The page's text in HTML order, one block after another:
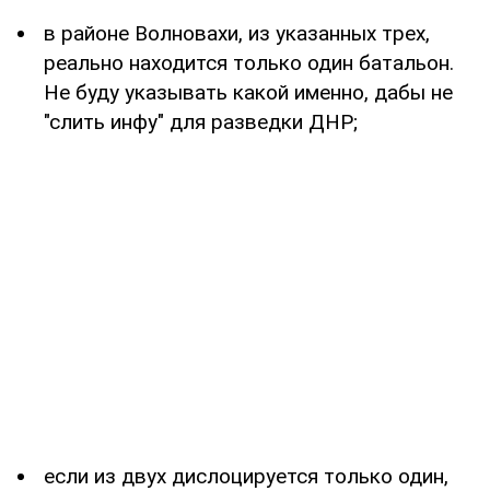
в районе Волновахи, из указанных трех,
реально находится только один батальон.
Не буду указывать какой именно, дабы не
"слить инфу" для разведки ДНР;
если из двух дислоцируется только один,